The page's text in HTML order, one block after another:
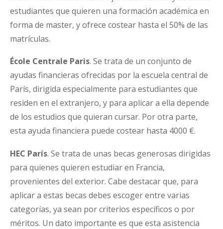
estudiantes que quieren una formación académica en
forma de master, y ofrece costear hasta el 50% de las
matrículas.
École Centrale Paris. Se trata de un conjunto de
ayudas financieras ofrecidas por la escuela central de
París, dirigida especialmente para estudiantes que
residen en el extranjero, y para aplicar a ella depende
de los estudios que quieran cursar. Por otra parte,
esta ayuda financiera puede costear hasta 4000 €.
HEC París. Se trata de unas becas generosas dirigidas
para quienes quieren estudiar en Francia,
provenientes del exterior. Cabe destacar que, para
aplicar a estas becas debes escoger entre varias
categorías, ya sean por criterios específicos o por
méritos. Un dato importante es que esta asistencia